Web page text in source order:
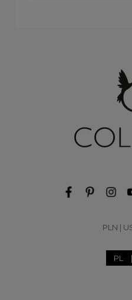
PLN |
PL |